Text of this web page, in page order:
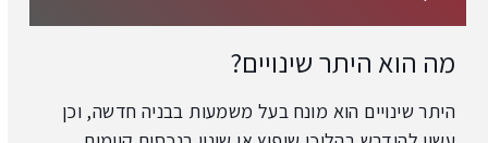
מה הוא היתר שינויים?
היתר שינויים הוא מונח בעל משמעות בבניה חדשה, וכן